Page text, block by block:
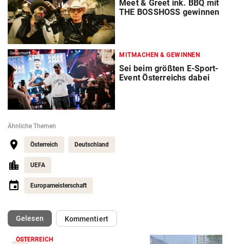
Meet & Greet ink. BBQ mit
THE BOSSHOSS gewinnen
Gesponsert MITMACHEN & GEWINNEN
Sei beim größten E-Sport-
Event Österreichs dabei
Ähnliche Themen
Österreich Deutschland
UEFA
Europameisterschaft
Gelesen(ausgewählt)Kommentiert
ÖSTERREICH